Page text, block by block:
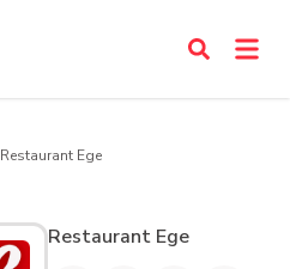
Restaurant Ege
Restaurant Ege